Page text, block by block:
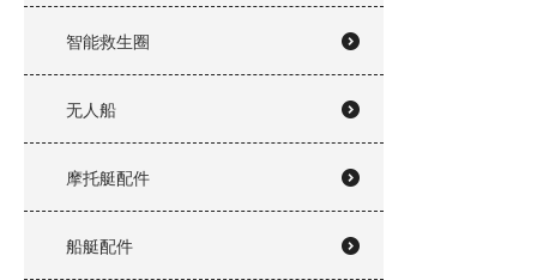
智能救生圈
无人船
摩托艇配件
船艇配件